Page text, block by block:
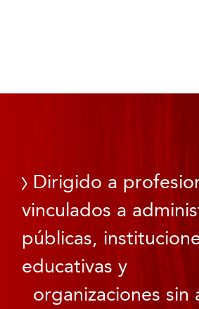
Dirigido a
vinculados a
públicas,
educativas y
organizaciones sin